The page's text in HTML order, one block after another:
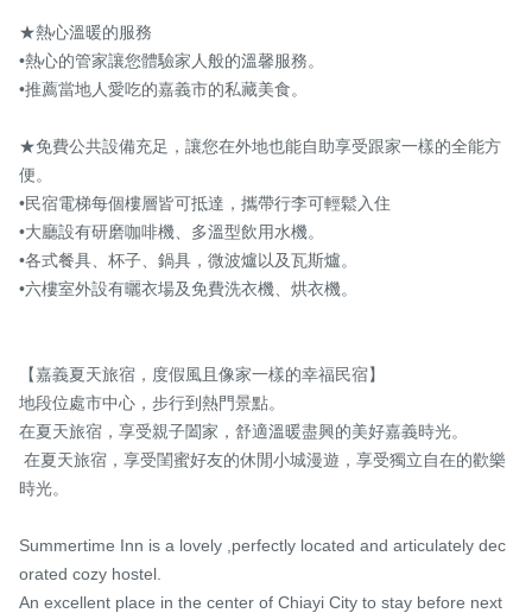
★熱心溫暖的服務
•熱心的管家讓您體驗家人般的溫馨服務。
•推薦當地人愛吃的嘉義市的私藏美食。
★免費公共設備充足，讓您在外地也能自助享受跟家一樣的全能方
便。
•民宿電梯每個樓層皆可抵達，攜帶行李可輕鬆入住
•大廳設有研磨咖啡機、多溫型飲用水機。
•各式餐具、杯子、鍋具，微波爐以及瓦斯爐。
•六樓室外設有曬衣場及免費洗衣機、烘衣機。
【嘉義夏天旅宿，度假風且像家一樣的幸福民宿】
地段位處市中心，步行到熱門景點。
在夏天旅宿，享受親子闔家，舒適溫暖盡興的美好嘉義時光。
時光。
Summertime Inn is a lovely ,perfectly located and articulately dec
orated cozy hostel.
An excellent place in the center of Chiayi City to stay before next